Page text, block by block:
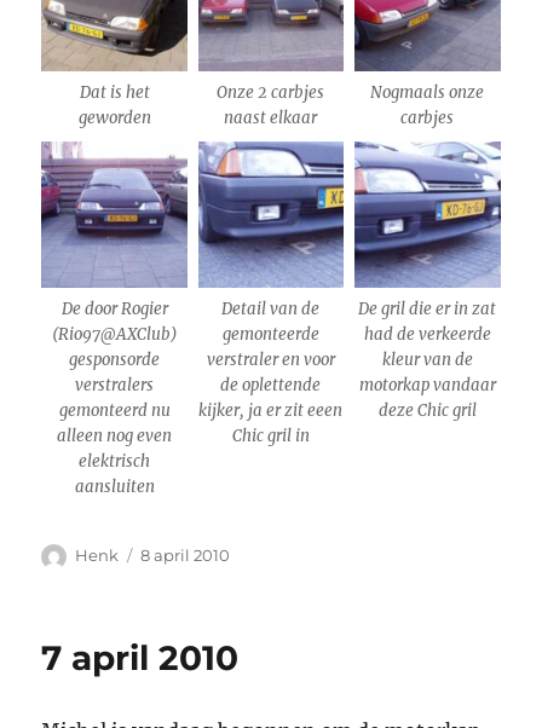
Dat is het
geworden
Onze 2 carbjes
naast elkaar
Nogmaals onze
carbjes
De door Rogier
(Rio97@AXClub)
gesponsorde
verstralers
gemonteerd nu
alleen nog even
elektrisch
aansluiten
Detail van de
gemonteerde
verstraler en voor
de oplettende
kijker, ja er zit eeen
Chic gril in
De gril die er in zat
had de verkeerde
kleur van de
motorkap vandaar
deze Chic gril
Auteur
Henk
Geplaatst
8 april 2010
7 april 2010